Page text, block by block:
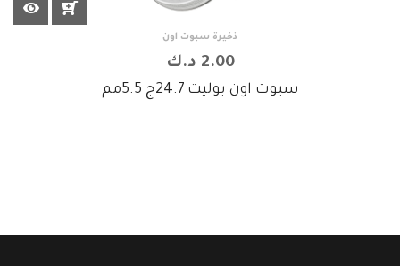
ذخيرة سبوت اون
2.00 د.ك
سبوت اون بوليت 24.7ج 5.5مم